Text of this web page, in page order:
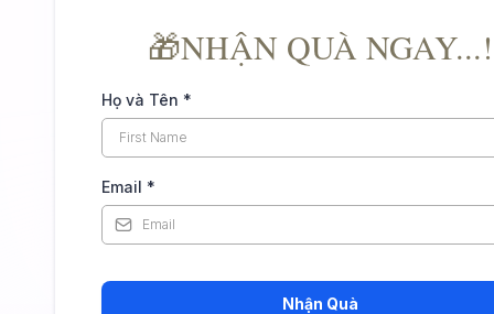
🎁NHẬN QUÀ NGAY...!
Họ và Tên *
Email *
Nhận Quà